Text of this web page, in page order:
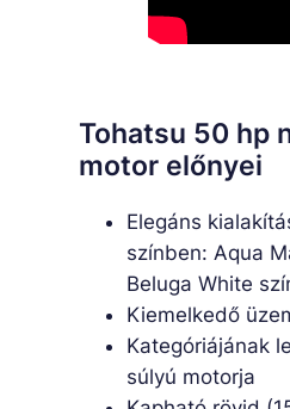
Tohatsu 50 hp
motor előnyei
Elegáns
színben: Aqua
Beluga White
Kiemelkedő
Kategóriájának
súlyú motorja